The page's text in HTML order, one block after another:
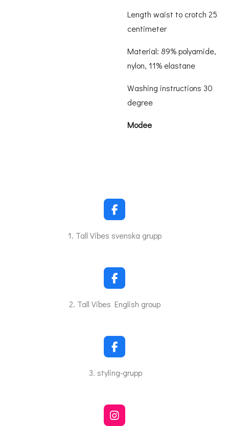
Length waist to crotch 25
centimeter
Material: 89% polyamide,
nylon, 11% elastane
Washing instructions 30
degree
Modee
F
a
c
o
k
1. Tall Vibes svenska grupp
F
a
c
o
k
2. Tall Vibes English group
F
a
c
e
o
k
3. styling-grupp
I